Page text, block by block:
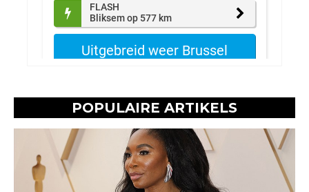
POPULAIRE ARTIKELS